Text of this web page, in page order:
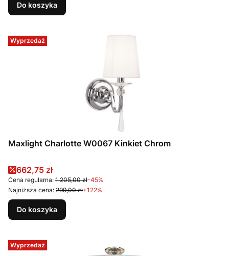
Do koszyka
Wyprzedaż
Maxlight Charlotte W0067 Kinkiet Chrom
Cena promocyjna
662,75 zł
Cena regularna: 1 205,00 zł-45%
Najniższa cena: 299,00 zł+122%
Do koszyka
Wyprzedaż